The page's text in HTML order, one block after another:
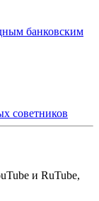
банковским
и RuTube,